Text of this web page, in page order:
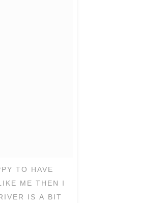
TO HAVE
ME THEN I
IS A BIT